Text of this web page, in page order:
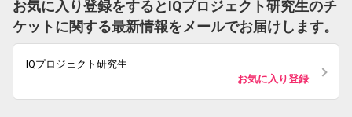
お気に入り登録をするとIQプロジェクト研究生のチ
ケットに関する最新情報をメールでお届けします。
IQプロジェクト研究生
お気に入り登録